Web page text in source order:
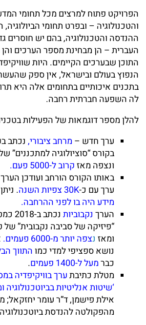
הפרויקט פתוח למרצים מכל תחומי
והטכנולוגיה – ובפרט תחומי
ההנדסה והטכנולוגיה, בהם יש חוסרים
העברית – הן מבחינת מספר הערכים
התוכן שבערכים הקיימים. היות
הנפוץ בעולם ובישראל, אין ספק
בתכנים איכותיים בתחומים אלה היא
לה השפעה חברתית רחבה.
להלן מספר דוגמאות של הפעילות
ערך חדש – מרחב ציבורי, נכתב
בקורס “סוציולוגיה למתכננים”
ונצפה מאזקרוב ל-5000 פעם
.
באותו הקורס הורחב ועודכן הערך
ערך עם כ-30K צפיות השנה .
מידע היה בו לפני ההרחבה.
הערך נקבוביות
“פיזיקה של סביבה נקבובית” של
ומאז נצפה יותר מ-6000 פעמים.
נושא ספציפי למדי כמוהתווך
כברמעל ל-1400 פעמים
.
מטלת כתיבתערך בוויקיפדיה
‘שיטות אנליטיות בביוטכנולוגיה
אילת פישמן, ד”ר עומר יחזקאל;
מהפקולטה להנדסת ביוטכנולוגיה